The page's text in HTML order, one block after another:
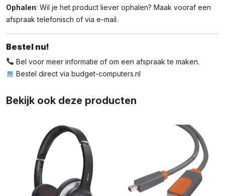
Ophalen: Wil je het product liever ophalen? Maak vooraf een
afspraak telefonisch of via e-mail.
Bestel nu!
Bel voor meer informatie of om een afspraak te maken.
Bestel direct via budget-computers.nl
Bekijk ook deze producten